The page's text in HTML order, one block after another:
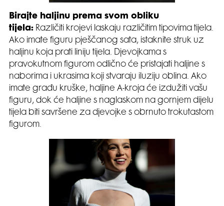
Birajte haljinu prema svom obliku
tijela: Različiti krojevi laskaju različitim tipovima tijela.
Ako imate figuru pješčanog sata, istaknite struk uz
haljinu koja prati liniju tijela. Djevojkama s
pravokutnom figurom odlično će pristajati haljine s
naborima i ukrasima koji stvaraju iluziju oblina. Ako
imate građu kruške, haljine A-kroja će izdužiti vašu
figuru, dok će haljine s naglaskom na gornjem dijelu
tijela biti savršene za djevojke s obrnuto trokutastom
figurom.